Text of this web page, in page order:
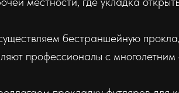
бестраншейную
профессионалы с